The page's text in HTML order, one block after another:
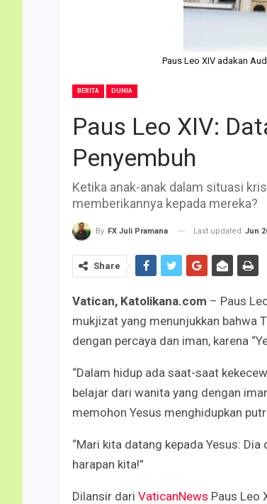
Paus Leo XIV adakan
BERITA DUNIA
Paus Leo XIV:
Penyembuh
Ketika anak-anak dalam situasi
memberikannya kepada mereka?
By FX Juli Pramana Last updated Jun
Share
Vatican, Katolikana.com – Paus
mukjizat yang menunjukkan bahwa
dengan percaya dan iman, karena
“Dalam hidup ada saat-saat
belajar dari wanita yang dengan
memohon Yesus menghidupkan
“Mari kita datang kepada Yesus:
harapan kita!”
Dilansir dari VaticanNews Paus Leo